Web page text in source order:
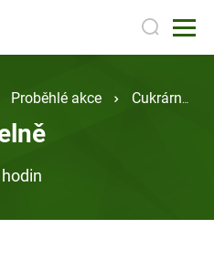
Proběhlé akce Cukrárna na jídelně